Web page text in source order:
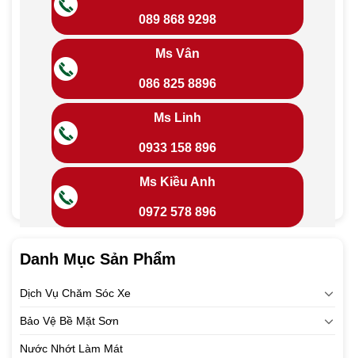
089 868 9298
Ms Vân
086 825 8896
Ms Linh
0933 158 896
Ms Kiều Anh
0972 578 896
Danh Mục Sản Phẩm
Dịch Vụ Chăm Sóc Xe
Bảo Vệ Bề Mặt Sơn
Nước Nhớt Làm Mát